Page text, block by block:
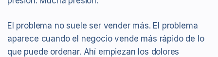
El problema no suele ser vender más. El problema
aparece cuando el negocio vende más rápido de lo
que puede ordenar. Ahí empiezan los dolores